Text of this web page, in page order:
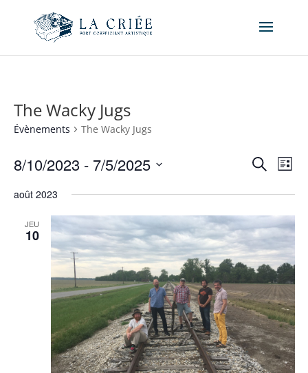
The Wacky Jugs
Évènements The Wacky Jugs
de
vues
Recherche
de
Liste
8/10/2023 - 7/5/2025
une
août 2023
JEU
10